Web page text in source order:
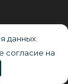
данных.
согласие на